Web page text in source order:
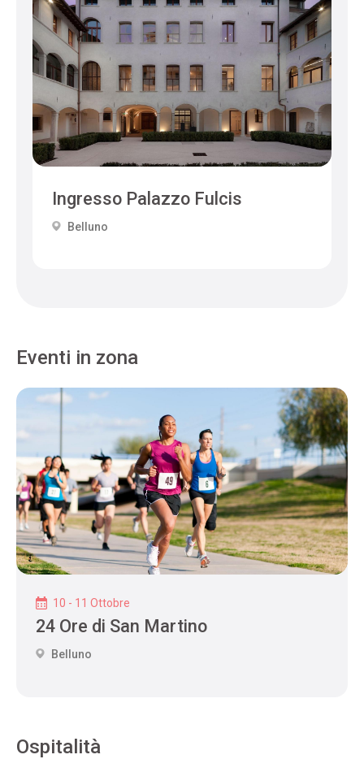
Ingresso Palazzo Fulcis
Belluno
Eventi in zona
10 - 11 Ottobre
24 Ore di San Martino
Belluno
Ospitalità